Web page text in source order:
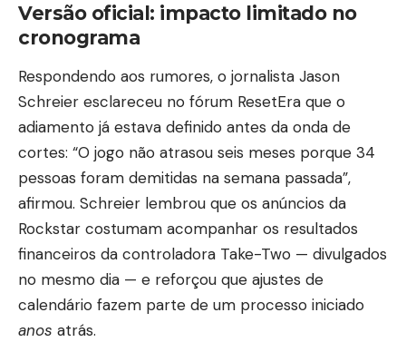
Versão oficial: impacto limitado no
cronograma
Respondendo aos rumores, o jornalista Jason
Schreier esclareceu no fórum ResetEra que o
adiamento já estava definido antes da onda de
cortes: “O jogo não atrasou seis meses porque 34
pessoas foram demitidas na semana passada”,
afirmou. Schreier lembrou que os anúncios da
Rockstar costumam acompanhar os resultados
financeiros da controladora Take-Two — divulgados
no mesmo dia — e reforçou que ajustes de
calendário fazem parte de um processo iniciado
anos atrás.